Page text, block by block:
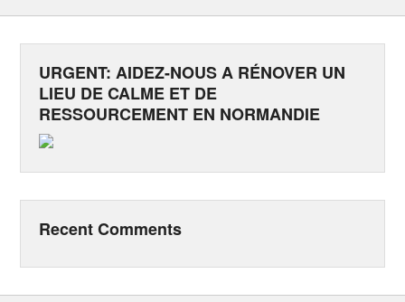
URGENT: AIDEZ-NOUS A RÉNOVER UN
LIEU DE CALME ET DE
RESSOURCEMENT EN NORMANDIE
Recent Comments